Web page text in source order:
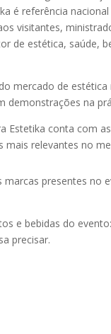
é referência
visitantes,
de estética, saúde,
mercado de
demonstrações na
conta com
mais relevantes no
presentes no
e bebidas do
precisar.